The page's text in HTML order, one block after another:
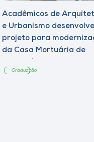
Acadêmicos de
e Urbanismo
projeto para
da Casa Mortuária de
Graduação